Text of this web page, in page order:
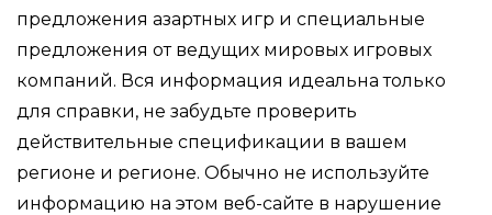
предложения азартных игр и специальные
предложения от ведущих мировых игровых
компаний. Вся информация идеальна только
для справки, не забудьте проверить
действительные спецификации в вашем
регионе и регионе. Обычно не используйте
информацию на этом веб-сайте в нарушение